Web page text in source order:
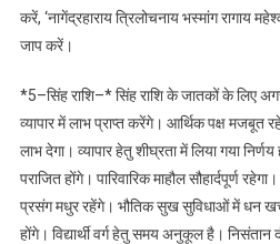
करें, ‘नागेंद्रहाराय त्रिलोचनाय भस्मांग रागाय
जाप करें।
*5–सिंह राशि–* सिंह राशि के जातकों के लिए
व्यापार में लाभ प्राप्त करेंगे। आर्थिक पक्ष मजबूत
लाभ देगा। व्यापार हेतु शीघ्रता में लिया गया
पराजित होंगे। पारिवारिक माहौल सौहार्दपूर्ण
प्रसंग मधुर रहेंगे। भौतिक सुख सुविधाओं में धन
होंगे। विद्यार्थी वर्ग हेतु समय अनुकूल है। निसंतान